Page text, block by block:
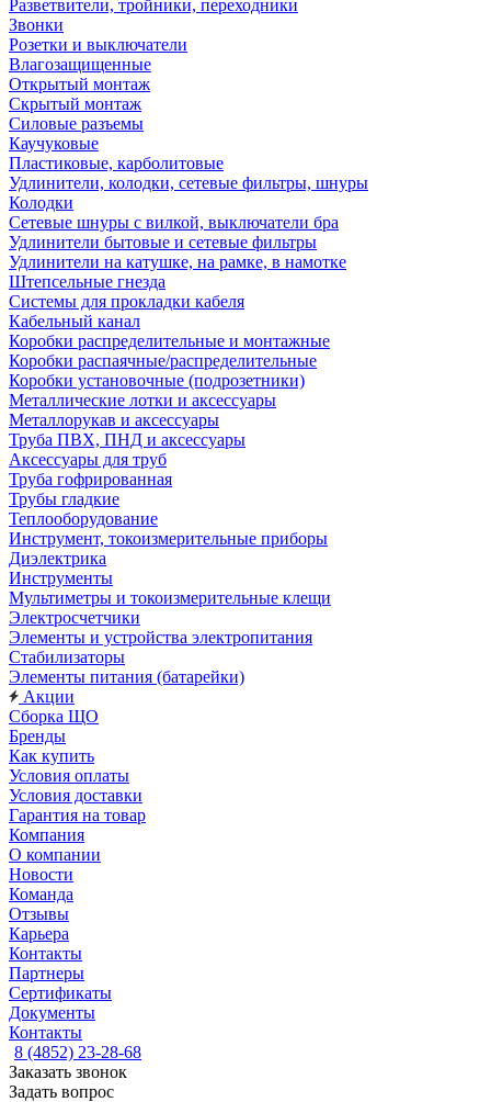
Разветвители, тройники, переходники
Звонки
Розетки и выключатели
Влагозащищенные
Открытый монтаж
Скрытый монтаж
Силовые разъемы
Каучуковые
Пластиковые, карболитовые
Удлинители, колодки, сетевые фильтры, шнуры
Колодки
Сетевые шнуры с вилкой, выключатели бра
Удлинители бытовые и сетевые фильтры
Удлинители на катушке, на рамке, в намотке
Штепсельные гнезда
Системы для прокладки кабеля
Кабельный канал
Коробки распределительные и монтажные
Коробки распаячные/распределительные
Коробки установочные (подрозетники)
Металлические лотки и аксессуары
Металлорукав и аксессуары
Труба ПВХ, ПНД и аксессуары
Аксессуары для труб
Труба гофрированная
Трубы гладкие
Теплооборудование
Инструмент, токоизмерительные приборы
Диэлектрика
Инструменты
Мультиметры и токоизмерительные клещи
Электросчетчики
Элементы и устройства электропитания
Стабилизаторы
Элементы питания (батарейки)
Акции
Сборка ЩО
Бренды
Как купить
Условия оплаты
Условия доставки
Гарантия на товар
Компания
О компании
Новости
Команда
Отзывы
Карьера
Контакты
Партнеры
Сертификаты
Документы
Контакты
8 (4852) 23-28-68
Заказать звонок
Задать вопрос